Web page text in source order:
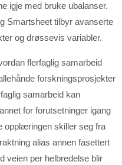
igje med bruke ubalanser.
Smartsheet tilbyr avanserte
og drøssevis variabler.
flerfaglig samarbeid
forskningsprosjekter
samarbeid kan
for forutsetninger igang
opplæringen skiller seg fra
alias annen fasettert
veien per helbredelse blir